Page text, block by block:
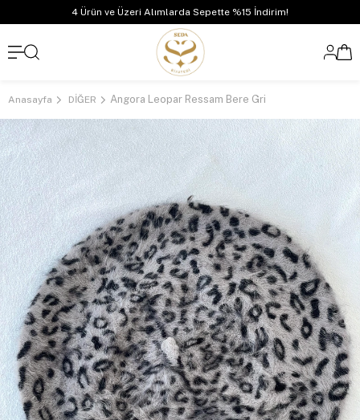
4 Ürün ve Üzeri Alımlarda Sepette %15 İndirim!
Anasayfa DİĞER Angora Leopar Ressam Bere Gri